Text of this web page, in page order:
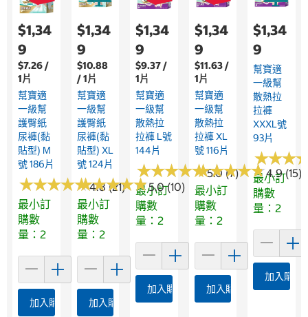
$1,34
9
$7.26 /
1片
幫寶適
一級幫
護臀紙
尿褲(黏
貼型) M
號 186片
★★★★★
★★★★★4.8 (21)
最小訂
購數
量：2
加入購物車
$1,34
9
$10.88
/ 1片
幫寶適
一級幫
護臀紙
尿褲(黏
貼型) XL
號 124片
★★★★★
★★★★★5.0 (10)
最小訂
購數
量：2
加入購物車
$1,34
9
$9.37 /
1片
幫寶適
一級幫
散熱拉
拉褲 L號
144片
★★★★★
★★★★★5.0 (7)
最小訂
購數
量：2
加入購物車
$1,34
9
$11.63 /
1片
幫寶適
一級幫
散熱拉
拉褲 XL
號 116片
★★★★★
★★★★★4.9 (15)
最小訂
購數
量：2
加入購物車
$1,34
9
幫寶適
一級幫
散熱拉
拉褲
XXXL號
93片
★★★
★★★
最小訂
購數
量：2
加入購物